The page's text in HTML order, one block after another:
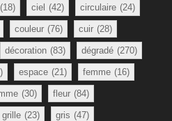
(18) ciel (42) circulaire (24)
couleur (76) cuir (28)
décoration (83) dégradé (270)
espace (21) femme (16)
(30) fleur (84)
grille (23) gris (47)